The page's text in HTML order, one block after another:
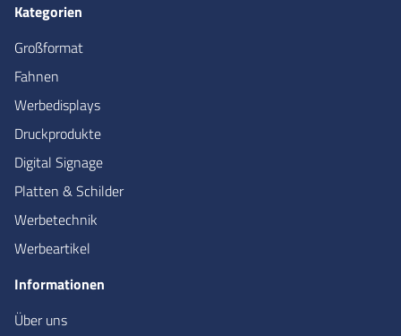
Kategorien
Großformat
Fahnen
Werbedisplays
Druckprodukte
Digital Signage
Platten & Schilder
Werbetechnik
Werbeartikel
Informationen
Über uns